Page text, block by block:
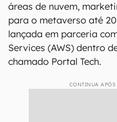
áreas de nuvem,
para o metaverso até
lançada em parceria
Services (AWS) dentro
chamado Portal Tech.
CONTINUA